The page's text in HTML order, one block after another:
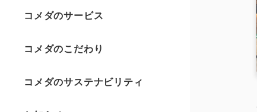
コメダのサービス
コメダのこだわり
コメダのサステナビリティ